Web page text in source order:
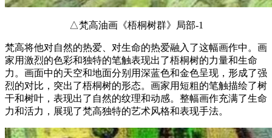
△梵高油画《梧桐树群》局部-1
梵高将他对自然的热爱、对生命的热爱融入了这幅画作中。画
家用激烈的色彩和独特的笔触表现出了梧桐树的力量和生命
力。画面中的天空和地面分别用深蓝色和金色呈现，形成了强
烈的对比，突出了梧桐树的形态。画家用短粗的笔触描绘了树
干和树叶，表现出了自然的纹理和动感。整幅画作充满了生命
力和活力，展现了梵高独特的艺术风格和表现手法。